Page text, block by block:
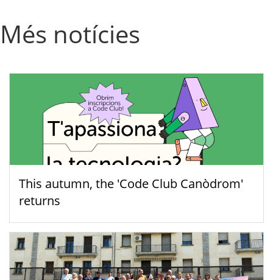
Més notícies
This autumn, the 'Code Club Canòdrom'
returns